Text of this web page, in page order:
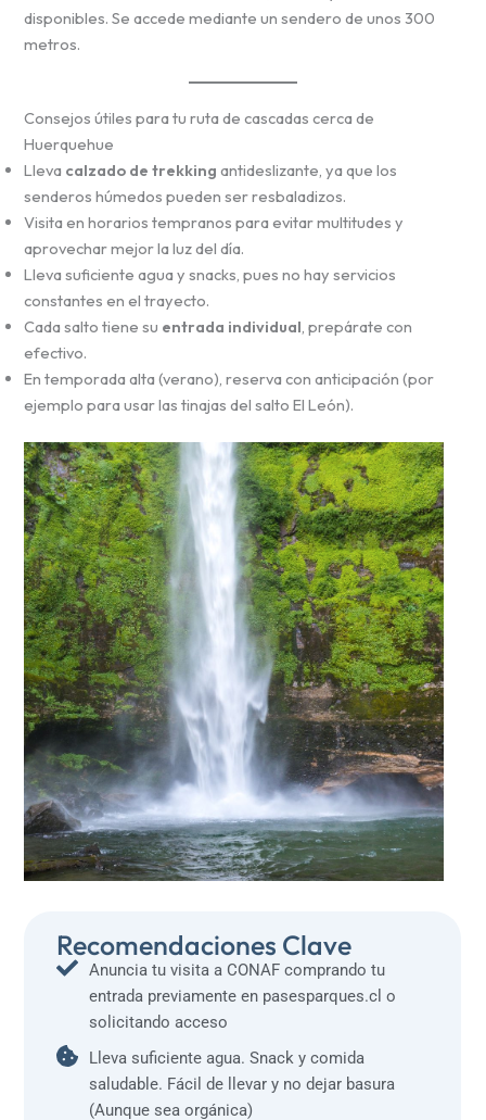
disponibles. Se accede mediante un sendero de unos 300
metros.
Consejos útiles para tu ruta de cascadas cerca de
Huerquehue
Lleva calzado de trekking antideslizante, ya que los
senderos húmedos pueden ser resbaladizos.
Visita en horarios tempranos para evitar multitudes y
aprovechar mejor la luz del día.
Lleva suficiente agua y snacks, pues no hay servicios
constantes en el trayecto.
Cada salto tiene su entrada individual, prepárate con
efectivo.
En temporada alta (verano), reserva con anticipación (por
ejemplo para usar las tinajas del salto El León).